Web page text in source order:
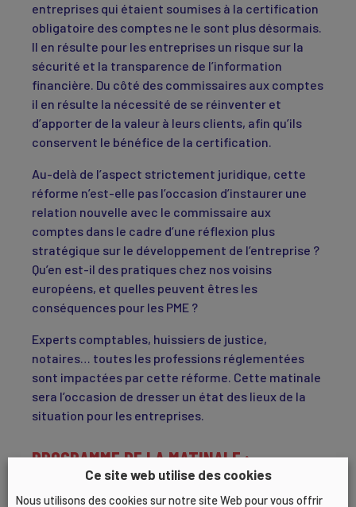
entreprises qui étaient soumises à la certification
obligatoire des comptes ne le sont plus désormais.
Il en résulte pour les entreprises un risque sur la
sécurité et la transparence de l’information
financière. Du côté des commissaires aux comptes
il en résulte la nécessité de se réinventer et
d’apporter de la valeur à leurs clients, afin qu’ils
conservent le bénéfice de la certification.
Au-delà de l’aspect strictement juridique, cette
réforme n’est-elle pas l’occasion d’instaurer une
relation nouvelle avec le commissaire aux
comptes dans le cadre d’une réflexion plus
stratégique sur le développement de l’entreprise ?
Qu’en est-il des pratiques chez nos voisins
européens, et quelles peuvent êtres les
conséquences pour les PME ?
Experts comptables, huissiers de justice,
notaires… toutes les professions réglementées
sont impactées par cette réforme. Cette matinale
sera l’occasion de dresser un état des lieux de la
situation pour les entreprises.
PROGRAMME DE LA MATINALE :
Ce site web utilise des cookies
Nous utilisons des cookies sur notre site Web pour vous offrir